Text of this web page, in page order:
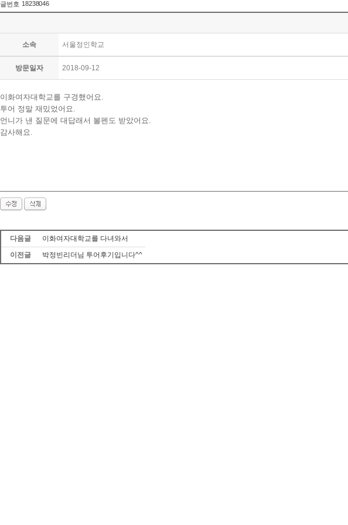
글번호 18238046
소속 서울정인학교
방문일자 2018-09-12
이화여자대학교를 구경했어요.
투어 정말 재밌었어요.
언니가 낸 질문에 대답래서 볼펜도 받았어요.
감사해요.
다음글
이화여자대학교를 다녀와서
이전글
박정빈리더님 투어후기입니다^^